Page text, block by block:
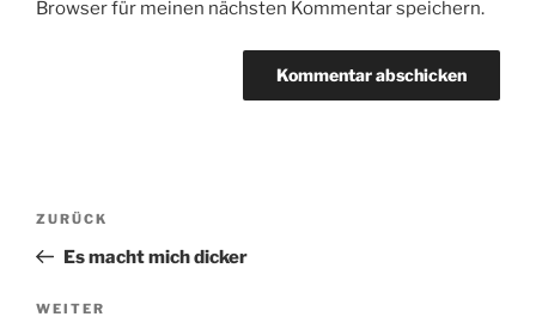
Browser für meinen nächsten Kommentar speichern.
Beitragsnavigation
Vorheriger
Beitrag
ZURÜCK
Es macht mich dicker
Nächster
WEITER